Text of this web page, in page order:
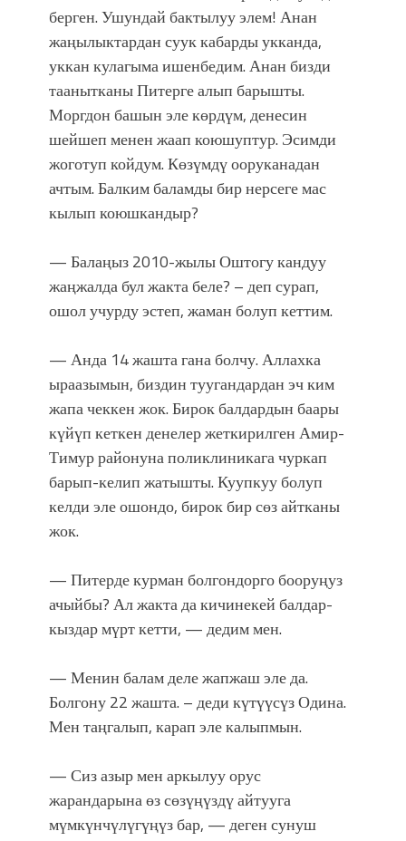
берген. Ушундай бактылуу элем! Анан
жаңылыктардан суук кабарды укканда,
уккан кулагыма ишенбедим. Анан бизди
таанытканы Питерге алып барышты.
Моргдон башын эле көрдүм, денесин
шейшеп менен жаап коюшуптур. Эсимди
жоготуп койдум. Көзүмдү ооруканадан
ачтым. Балким баламды бир нерсеге мас
кылып коюшкандыр?
— Балаңыз 2010-жылы Оштогу кандуу
жаңжалда бул жакта беле? – деп сурап,
ошол учурду эстеп, жаман болуп кеттим.
— Анда 14 жашта гана болчу. Аллахка
ыраазымын, биздин туугандардан эч ким
жапа чеккен жок. Бирок балдардын баары
күйүп кеткен денелер жеткирилген Амир-
Тимур районуна поликлиникага чуркап
барып-келип жатышты. Куупкуу болуп
келди эле ошондо, бирок бир сөз айтканы
жок.
— Питерде курман болгондорго бооруңуз
ачыйбы? Ал жакта да кичинекей балдар-
кыздар мүрт кетти, — дедим мен.
— Менин балам деле жапжаш эле да.
Болгону 22 жашта. – деди күтүүсүз Одина.
Мен таңгалып, карап эле калыпмын.
— Сиз азыр мен аркылуу орус
жарандарына өз сөзүңүздү айтууга
мүмкүнчүлүгүңүз бар, — деген сунуш